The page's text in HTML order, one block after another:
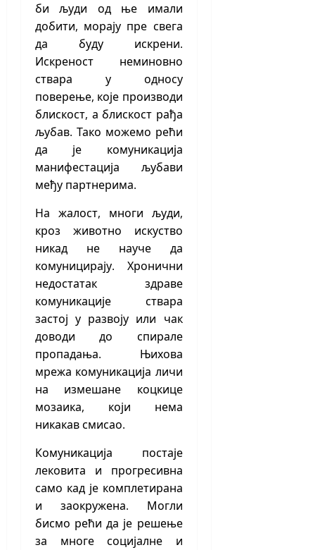
би људи од ње имали
добити, морају пре свега
да буду искрени.
Искреност неминовно
ствара у односу
поверење, које производи
блискост, а блискост рађа
љубав. Тако можемо рећи
да је комуникација
манифестација љубави
међу партнерима.
На жалост, многи људи,
кроз животно искуство
никад не науче да
комуницирају. Хронични
недостатак здраве
комуникације ствара
застој у развоју или чак
доводи до спирале
пропадања. Њихова
мрежа комуникација личи
на измешане коцкице
мозаика, који нема
никакав смисао.
Комуникација постаје
лековита и прогресивна
само кад је комплетирана
и заокружена. Могли
бисмо рећи да је решење
за многе социјалне и